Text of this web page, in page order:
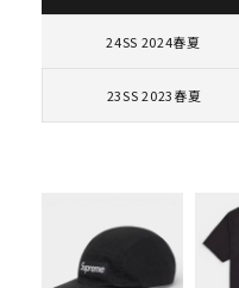
ショルダー・ウエス
カテゴリーから探す
コラボレーションブラン
並び順
24SS 2024春夏
23SS 2023春夏